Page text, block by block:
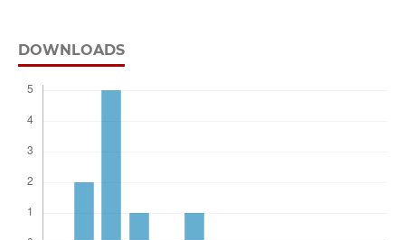
DOWNLOADS